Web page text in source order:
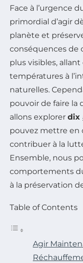
Face à l’urgence
primordial d’agir
planète et
conséquences de
plus visibles,
températures à
naturelles.
pouvoir de faire la
allons explorer dix
pouvez mettre
contribuer à la
Ensemble, nous
comportements
à la préservation
Table of Contents
Agir